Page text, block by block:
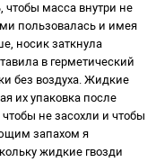
чтобы масса внутри не
пользовалась и имея
носик заткнула
в герметический
без воздуха. Жидкие
их упаковка после
не засохли и чтобы
запахом я
жидкие гвозди